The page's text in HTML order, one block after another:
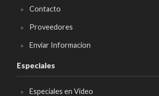
Contacto
Proveedores
Enviar Informacion
Especiales
Especiales en Video